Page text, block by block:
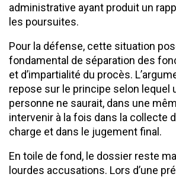
administrative ayant produit un
les poursuites.
Pour la défense, cette situation
fondamental de séparation des
et d’impartialité du procès.
repose sur le principe selon lequel
personne ne saurait, dans une
intervenir à la fois dans la collecte
charge et dans le jugement final.
En toile de fond, le dossier reste
lourdes accusations. Lors d’une